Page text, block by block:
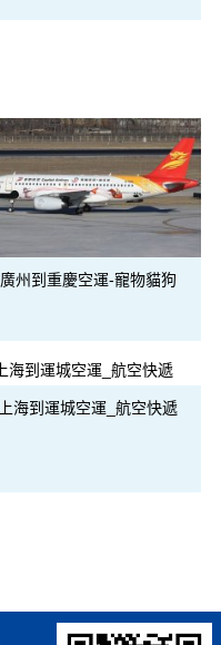
廣州到重慶空運-寵物貓狗
上海到運城空運_航空快遞